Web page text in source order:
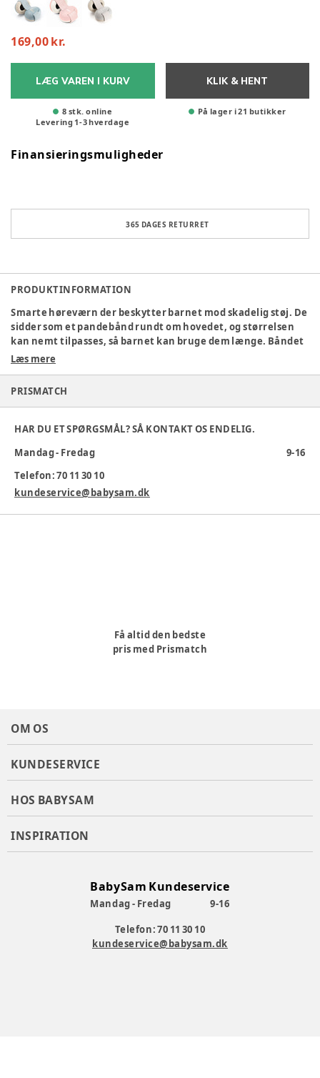
169,00 kr.
LÆG VAREN I KURV
8 stk. online
Levering 1-3hverdage
KLIK & HENT
På lager i 21 butikker
Finansieringsmuligheder
365 DAGES RETURRET
PRODUKTINFORMATION
Smarte høreværn der beskytter barnet mod skadelig støj. De
sidder som et pandebånd rundt om hovedet, og størrelsen
kan nemt tilpasses, så barnet kan bruge dem længe. Båndet
er blødt og gør dem ekstra komfortable at have på uden at
man er på tur. De er lavet af materiale, der er skånsom mod
Hoved bøjle/elastik justerbar 47-54 cm. Alt efter frekvensen
DB
369216
Læs mere
PRISMATCH
HAR DU ET SPØRGSMÅL? SÅ KONTAKT OS ENDELIG.
Mandag - Fredag
9-16
Telefon: 70 11 30 10
kundeservice@babysam.dk
Få altid den bedste
pris med Prismatch
OM OS
KUNDESERVICE
HOS BABYSAM
INSPIRATION
BabySam Kundeservice
Mandag - Fredag
9-16
Telefon: 70 11 30 10
kundeservice@babysam.dk